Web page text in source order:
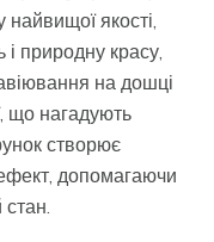
якості,
і природну красу,
на дошці
що нагадують
створює
допомагаючи